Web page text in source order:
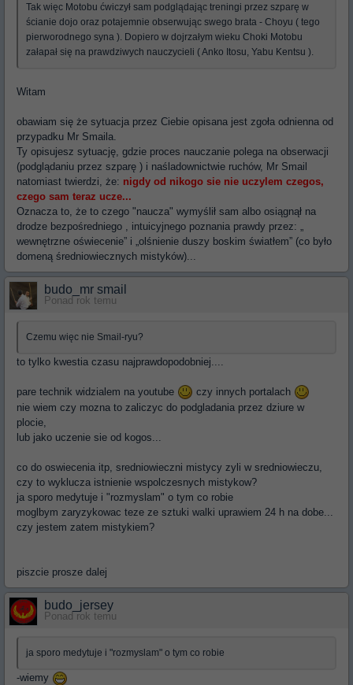
Tak więc Motobu ćwiczył sam podglądając treningi przez szparę w
ścianie dojo oraz potajemnie obserwując swego brata - Choyu ( tego
pierworodnego syna ). Dopiero w dojrzałym wieku Choki Motobu
załapał się na prawdziwych nauczycieli ( Anko Itosu, Yabu Kentsu ).
Witam
obawiam się że sytuacja przez Ciebie opisana jest zgoła odnienna od
przypadku Mr Smaila.
Ty opisujesz sytuację, gdzie proces nauczanie polega na obserwacji
(podglądaniu przez szparę ) i naśladownictwie ruchów, Mr Smail
natomiast twierdzi, że: nigdy od nikogo sie nie uczylem czegos,
czego sam teraz ucze...
Oznacza to, że to czego "naucza" wymyślił sam albo osiągnął na
drodze bezpośredniego , intuicyjnego poznania prawdy przez: „
wewnętrzne oświecenie” i „olśnienie duszy boskim światłem” (co było
domeną średniowiecznych mistyków)...
budo_mr smail
Ponad rok temu
Czemu więc nie Smail-ryu?
to tylko kwestia czasu najprawdopodobniej....
pare technik widzialem na youtube
czy innych portalach
nie wiem czy mozna to zaliczyc do podgladania przez dziure w
plocie,
lub jako uczenie sie od kogos...
co do oswiecenia itp, sredniowieczni mistycy zyli w sredniowieczu,
czy to wyklucza istnienie wspolczesnych mistykow?
ja sporo medytuje i "rozmyslam" o tym co robie
moglbym zaryzykowac teze ze sztuki walki uprawiem 24 h na dobe...
czy jestem zatem mistykiem?
piszcie prosze dalej
budo_jersey
Ponad rok temu
ja sporo medytuje i "rozmyslam" o tym co robie
-wiemy